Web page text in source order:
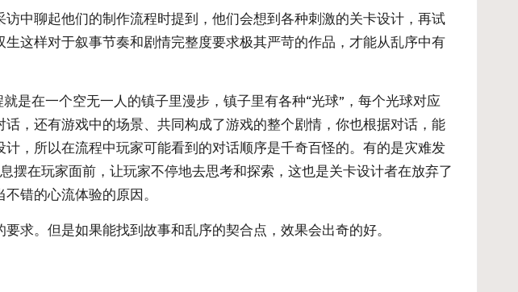
中聊起他们的制作流程时提到，他们会想到各种刺激的关卡设计，再试
这样对于叙事节奏和剧情完整度要求极其严苛的作品，才能从乱序中有
是在一个空无一人的镇子里漫步，镇子里有各种“光球”，每个光球对应
，还有游戏中的场景、共同构成了游戏的整个剧情，你也根据对话，能
，所以在流程中玩家可能看到的对话顺序是千奇百怪的。有的是灾难发
在玩家面前，让玩家不停地去思考和探索，这也是关卡设计者在放弃了
错的心流体验的原因。
求。但是如果能找到故事和乱序的契合点，效果会出奇的好。